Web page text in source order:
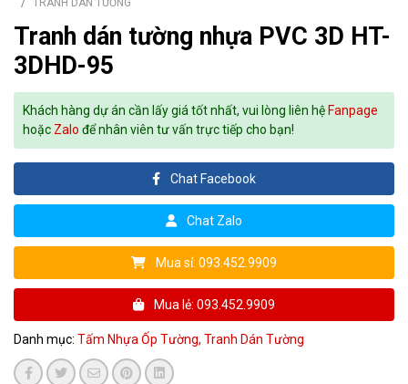
TRANH DÁN TƯỜNG
Tranh dán tường nhựa PVC 3D HT-
3DHD-95
Khách hàng dự án cần lấy giá tốt nhất, vui lòng liên hệ Fanpage
hoặc Zalo để nhân viên tư vấn trực tiếp cho bạn!
Chat Facebook
Chat Zalo
Mua sỉ: 093.452.9909
Mua lẻ: 093.452.9909
Danh mục: Tấm Nhựa Ốp Tường, Tranh Dán Tường